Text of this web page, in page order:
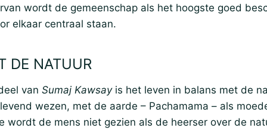
wordt de gemeenschap als het hoogste goed
elkaar centraal staan.
DE NATUUR
van Sumaj Kawsayis het leven in balans met de
wezen, met de aarde – Pachamama – als
wordt de mens niet gezien als de heerser over de